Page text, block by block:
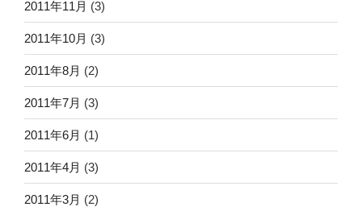
2011年11月 (3)
2011年10月 (3)
2011年8月 (2)
2011年7月 (3)
2011年6月 (1)
2011年4月 (3)
2011年3月 (2)